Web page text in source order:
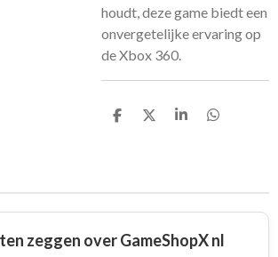
houdt, deze game biedt een
onvergetelijke ervaring op
de Xbox 360.
D
D
S
D
zeggen over GameShopX nl